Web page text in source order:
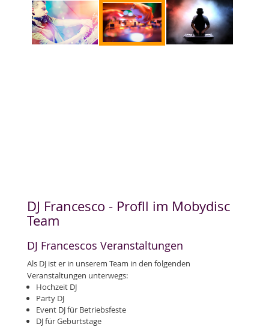
DJ Francesco - Profll im Mobydisc
Team
DJ Francescos Veranstaltungen
Als DJ ist er in unserem Team in den folgenden
Veranstaltungen unterwegs:
Hochzeit DJ
Party DJ
Event DJ für Betriebsfeste
DJ für Geburtstage